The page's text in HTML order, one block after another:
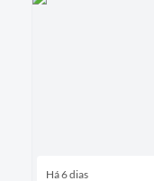
Há 6 dias